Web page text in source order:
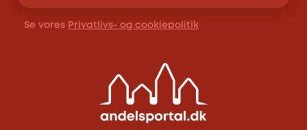
Se vores Privatlivs- og cookiepolitik